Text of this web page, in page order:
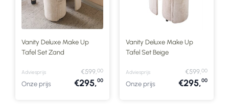
Vanity Deluxe Make Up
Tafel Set Zand
Adviesprijs €599,00
Onze prijs €295,00
Vanity Deluxe Make Up
Tafel Set Beige
Adviesprijs €599,00
Onze prijs €295,00